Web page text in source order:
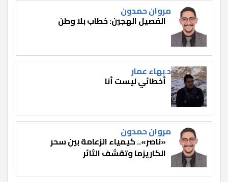
مروان حمدون
الفصيل الهجين: خطاب بلا وطن
د.بهاء عمار
أخطائي ليست أنا
مروان حمدون
«ناصر».. كيمياء الزعامة بين سحر
الكاريزما وتقشف الثائر